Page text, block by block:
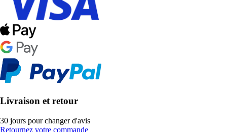
Livraison et retour
30 jours pour changer d'avis
Retournez votre commande